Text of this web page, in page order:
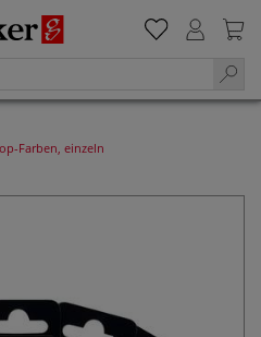
Farben, einzeln